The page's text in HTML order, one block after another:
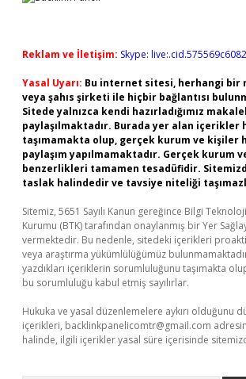
Reklam ve İletişim: Skype:
Yasal Uyarı: Bu internet sitesi, herhangi bir
veya şahıs şirketi ile hiçbir bağlantısı
Sitede yalnızca kendi hazırladığımız
paylaşılmaktadır. Burada yer alan içerikler
taşımamakta olup, gerçek kurum ve kişiler
paylaşım yapılmamaktadır. Gerçek kurum
benzerlikleri tamamen tesadüfidir.
taslak halindedir ve tavsiye niteliği
Sitemiz, 5651 Sayılı Kanun gereğince Bilgi
Kurumu (BTK) tarafından onaylanmış bir Yer
vermektedir. Bu nedenle, sitedeki içerikleri
veya araştırma yükümlülüğümüz
yazdıkları içeriklerin sorumluluğunu taşımakta
bu sorumluluğu kabul etmiş sayılırlar.
Hukuka ve yasal düzenlemelere aykırı olduğunu
içerikleri, backlinkpanelicomtr@gmail.com
halinde, ilgili içerikler yasal süre içerisinde